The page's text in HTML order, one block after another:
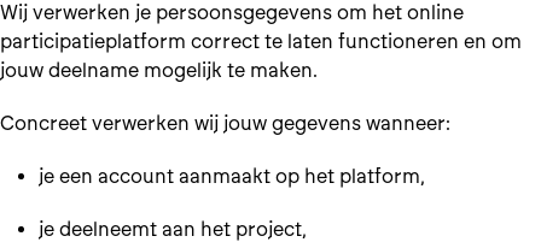
Wij verwerken je persoonsgegevens om het online
participatieplatform correct te laten functioneren en om
jouw deelname mogelijk te maken.
Concreet verwerken wij jouw gegevens wanneer:
je een account aanmaakt op het platform,
je deelneemt aan het project,